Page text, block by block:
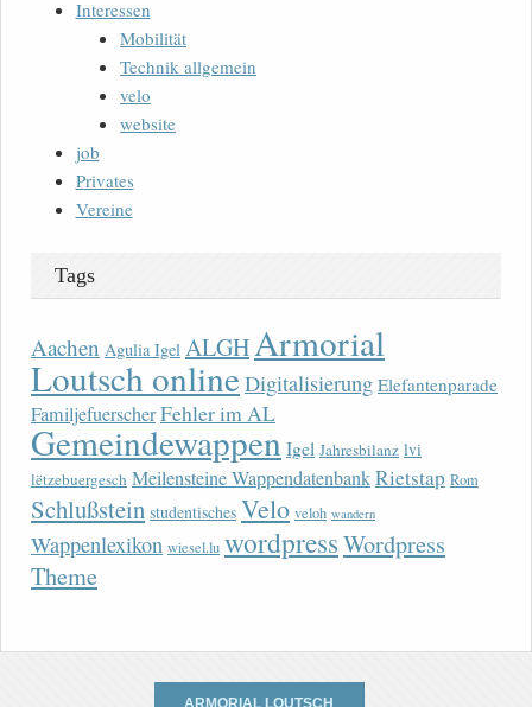
Interessen
Mobilität
Technik allgemein
velo
website
job
Privates
Vereine
Tags
Aachen Agulia Igel ALGH Armorial
Loutsch onlineDigitalisierung Elefantenparade
FamiljefuerscherFehler im AL
Gemeindewappen Igel Jahresbilanz lvi
lëtzebuergesch Meilensteine WappendatenbankRietstap Rom
Schlußstein studentisches Velo veloh wandern
Wappenlexikon wiesel.lu wordpressWordpress
Theme
ARMORIAL LOUTSCH